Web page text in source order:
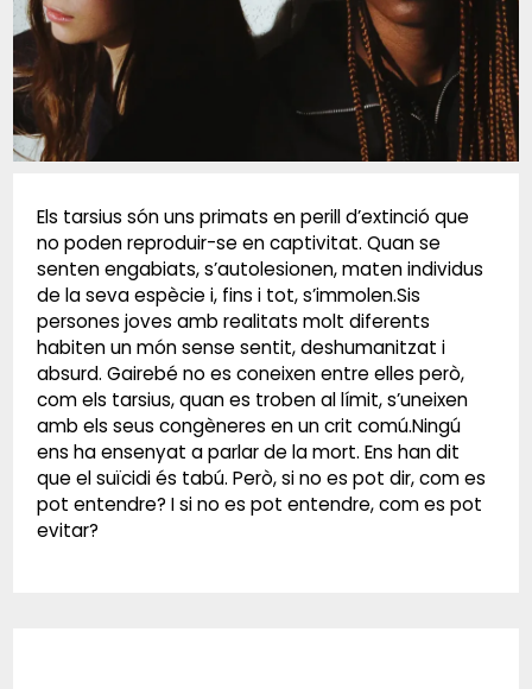
Els tarsius són uns primats en perill d’extinció que
no poden reproduir-se en captivitat. Quan se
senten engabiats, s’autolesionen, maten individus
de la seva espècie i, fins i tot, s’immolen.Sis
persones joves amb realitats molt diferents
habiten un món sense sentit, deshumanitzat i
absurd. Gairebé no es coneixen entre elles però,
com els tarsius, quan es troben al límit, s’uneixen
amb els seus congèneres en un crit comú.Ningú
ens ha ensenyat a parlar de la mort. Ens han dit
que el suïcidi és tabú. Però, si no es pot dir, com es
pot entendre? I si no es pot entendre, com es pot
evitar?